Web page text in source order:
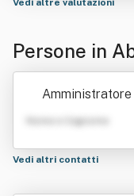
Vedi altre valutazioni
Persone in
Amministratore
Nome e Cognome
Vedi altri contatti